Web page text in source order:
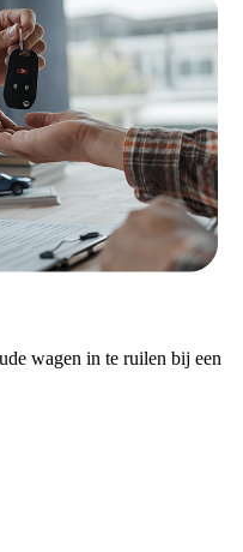
wagen in te ruilen bij een